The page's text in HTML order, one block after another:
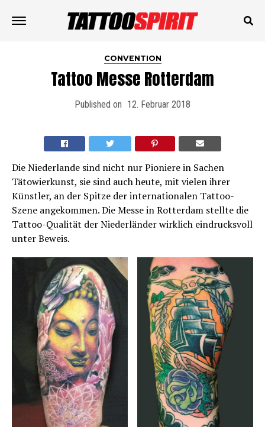
CONVENTION
Tattoo Messe Rotterdam
Published on 12. Februar 2018
Die Niederlande sind nicht nur Pioniere in Sachen
Tätowierkunst, sie sind auch heute, mit vielen ihrer
Künstler, an der Spitze der internationalen Tattoo-
Szene angekommen. Die Messe in Rotterdam stellte die
Tattoo-Qualität der Niederländer wirklich eindrucksvoll
unter Beweis.